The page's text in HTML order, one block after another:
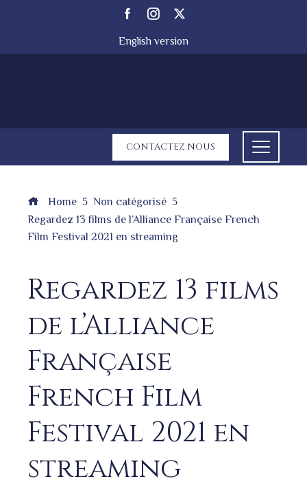
English version
CONTACTEZ NOUS
Home
Non catégorisé
Regardez 13 films de l’Alliance Française French
Film Festival 2021 en streaming
Regardez 13 films
de l’Alliance
Française
French Film
Festival 2021 en
streaming